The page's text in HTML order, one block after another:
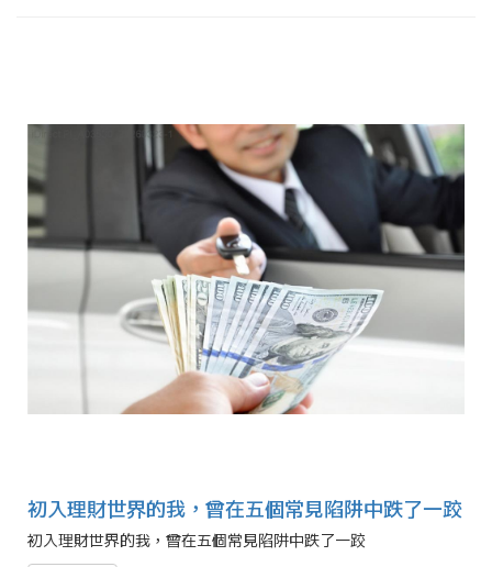
初入理財世界的我，曾在五個常見陷阱中跌了一跤
初入理財世界的我，曾在五個常見陷阱中跌了一跤